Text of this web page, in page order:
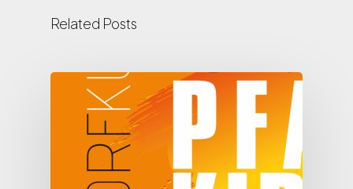
Related Posts